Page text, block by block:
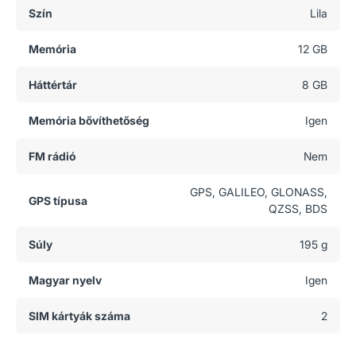
Szín Lila
Memória 12 GB
Háttértár 8 GB
Memória bővíthetőség Igen
FM rádió Nem
GPS típusa
GPS, GALILEO, GLONASS,
QZSS, BDS
Súly 195 g
Magyar nyelv Igen
SIM kártyák száma 2